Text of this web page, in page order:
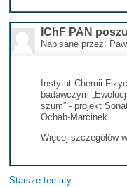
IChF PAN
Napisane przez:
Instytut Chemii
badawczym
szum” - projekt
Ochab-Marcinek.
Więcej szczegółów
Starsze tematy...